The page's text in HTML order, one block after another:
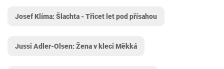
Josef Klíma: Šlachta - Třicet let pod přísahou
Jussi Adler-Olsen: Žena v kleci Měkká